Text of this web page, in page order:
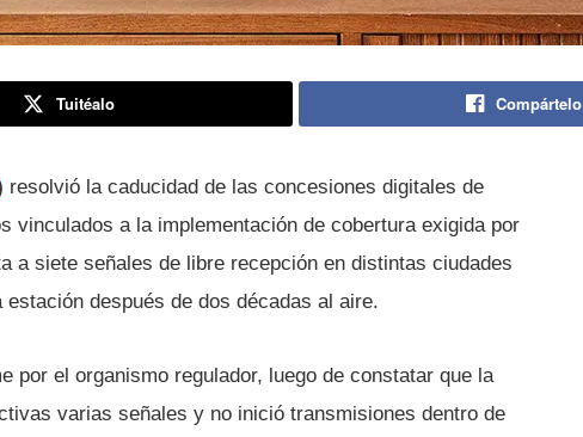
Tuitéalo Compártelo
resolvió la caducidad de las concesiones digitales de
vinculados a la implementación de cobertura exigida por
a siete señales de libre recepción en distintas ciudades
después de dos décadas al aire.
por el organismo regulador, luego de constatar que la
varias señales y no inició transmisiones dentro de